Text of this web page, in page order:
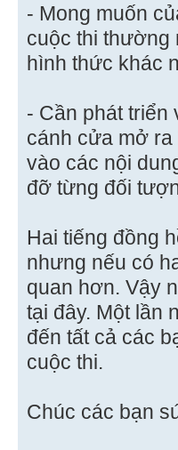
- Mong muốn
cuộc thi thường
hình thức khác
- Cần phát triển
cánh cửa mở ra
vào các nội
đỡ từng đối
Hai tiếng đồng
nhưng nếu có
quan hơn. Vậy
tại đây. Một lần
đến tất cả các
cuộc thi.
Chúc các bạn